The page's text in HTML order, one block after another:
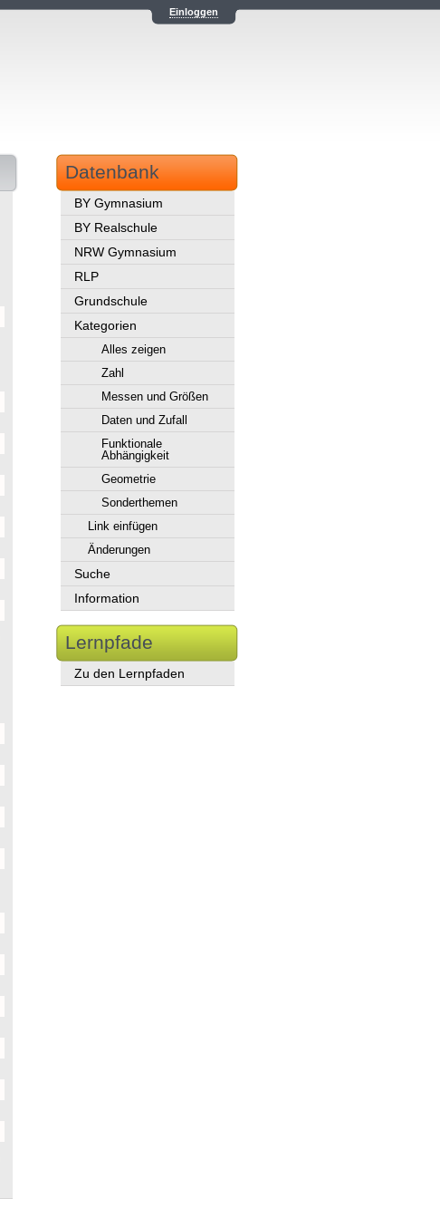
Einloggen
Datenbank
BY Gymnasium
BY Realschule
NRW Gymnasium
RLP
Grundschule
Kategorien
Alles zeigen
Zahl
Messen und Größen
Daten und Zufall
Funktionale
Abhängigkeit
Geometrie
Sonderthemen
Link einfügen
Änderungen
Suche
Information
Lernpfade
Zu den Lernpfaden